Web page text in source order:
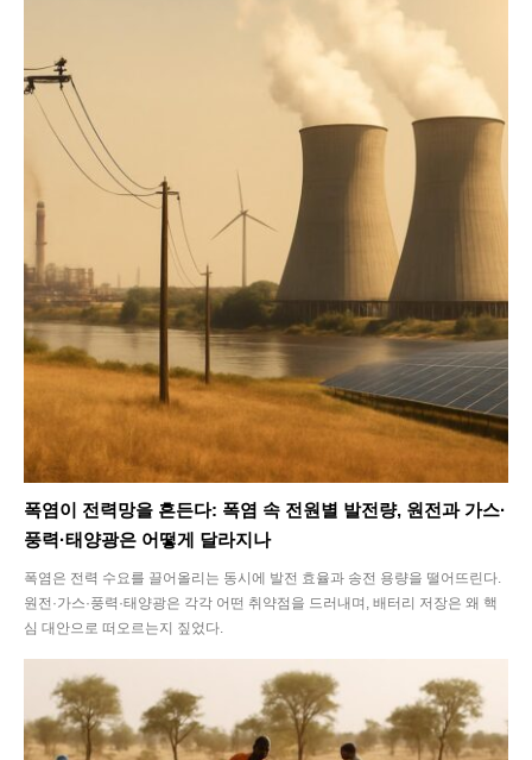
Climate
Energy
Food
Health
Life
Interview
Article
Tech
폭염이 전력망을 흔든다: 폭염 속 전원별 발전량, 원전과 가스·
풍력·태양광은 어떻게 달라지나
폭염은 전력 수요를 끌어올리는 동시에 발전 효율과 송전 용량을 떨어뜨린다.
원전·가스·풍력·태양광은 각각 어떤 취약점을 드러내며, 배터리 저장은 왜 핵
심 대안으로 떠오르는지 짚었다.